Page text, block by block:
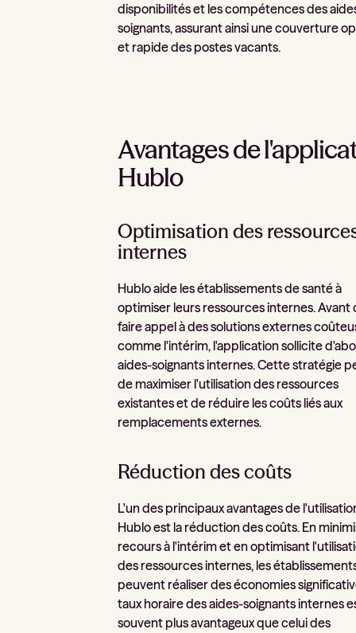
disponibilités et les compétences des
soignants, assurant ainsi une couverture
et rapide des postes vacants.
Avantages de
Hublo
Optimisation des
internes
Hublo aide les établissements de santé à
optimiser leurs ressources internes. Avant
faire appel à des solutions externes
comme l'intérim, l'application sollicite
aides-soignants internes. Cette stratégie
de maximiser l'utilisation des ressources
existantes et de réduire les coûts liés aux
remplacements externes.
Réduction des coûts
L'un des principaux avantages de
Hublo est la réduction des coûts. En
recours à l'intérim et en optimisant
des ressources internes, les
peuvent réaliser des économies
taux horaire des aides-soignants internes
souvent plus avantageux que celui des